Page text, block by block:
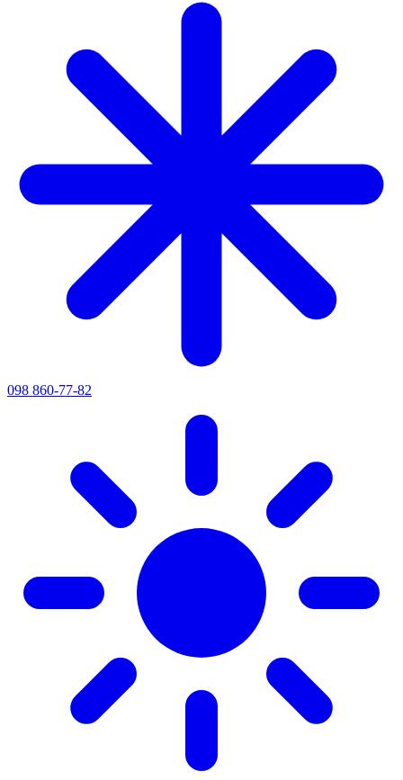
098 860-77-82